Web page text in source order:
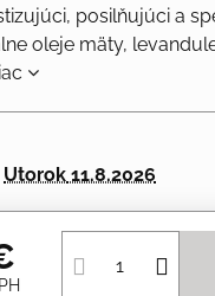
posilňujúci a
oleje mäty,
Utorok 11.8.2026